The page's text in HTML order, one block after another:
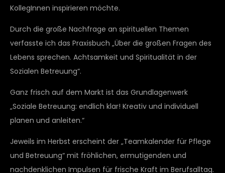
KollegInnen inspirieren möchte.
Durch die große Nachfrage an spirituellen Themen
verfasste ich das Praxisbuch „Über die großen Fragen des
Lebens sprechen. Achtsamkeit und Spiritualität in der
Sozialen Betreuung“.
Ganz frisch auf dem Markt ist das Grundlagenwerk
„Soziale Betreuung: endlich klar! Kreativ und individuell
planen und anleiten.“
Jeweils im Herbst erscheint der „Teamkalender für Pflege
und Betreuung“ mit fröhlichen, ermutigenden und
nachdenklichen Impulsen für frische Kraft im Berufsalltag.